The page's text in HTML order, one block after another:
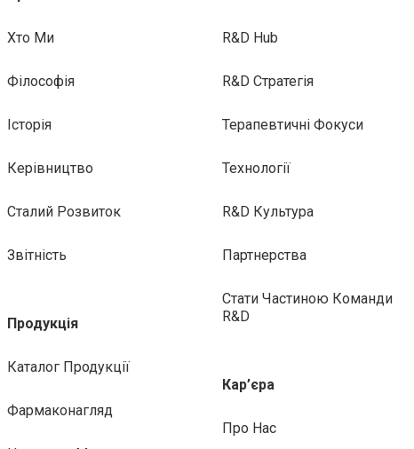
Хто Ми
Філософія
Історія
Керівництво
Сталий Розвиток
Звітність
Продукція
Каталог Продукції
Фармаконагляд
R&D Hub
R&D Стратегія
Терапевтичні Фокуси
Технології
R&D Культура
Партнерства
Стати Частиною Команди
R&D
Кар’єра
Про Нас